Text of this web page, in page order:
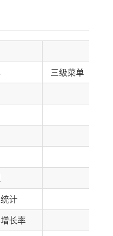
三级菜单
计
长率